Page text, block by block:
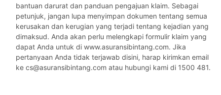
bantuan darurat dan panduan pengajuan klaim. Sebagai
petunjuk, jangan lupa menyimpan dokumen tentang semua
kerusakan dan kerugian yang terjadi tentang kejadian yang
dimaksud. Anda akan perlu melengkapi formulir klaim yang
dapat Anda untuk di www.asuransibintang.com. Jika
pertanyaan Anda tidak terjawab disini, harap kirimkan email
ke cs@asuransibintang.com atau hubungi kami di 1500 481.